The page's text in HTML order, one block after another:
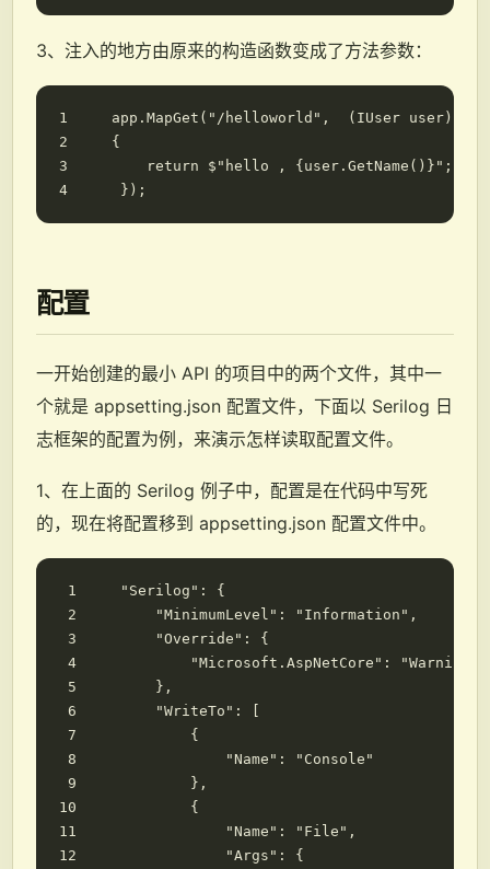
3、注入的地方由原来的构造函数变成了方法参数：
app . MapGet ( "/helloworld" , ( IUser user)
{
return
$"hello , {user.GetName()}" ;
});
配置
一开始创建的最小 API 的项目中的两个文件，其中一
个就是 appsetting.json 配置文件，下面以 Serilog 日
志框架的配置为例，来演示怎样读取配置文件。
1、在上面的 Serilog 例子中，配置是在代码中写死
的，现在将配置移到 appsetting.json 配置文件中。
"Serilog" :
{
"MinimumLevel" : "Information" ,
"Override" :
{
"Microsoft.AspNetCore" :
"Warning"
},
"WriteTo" :
[
{
"Name" :
"Console"
},
{
"Name" : "File" ,
"Args" :
{